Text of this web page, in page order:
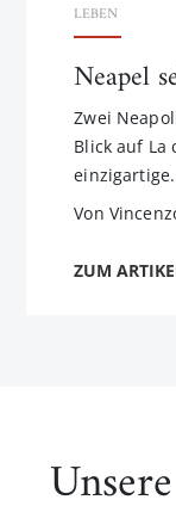
LEBEN
Neapel
Zwei
Blick auf La
Von
ZUM